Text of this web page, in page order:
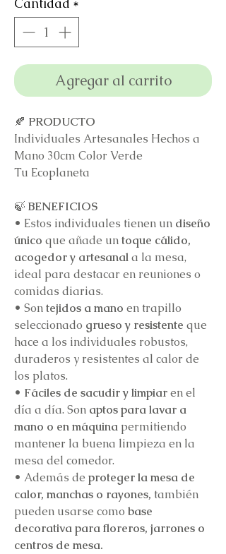
Cantidad *
Agregar al carrito
🍂 PRODUCTO
Individuales Artesanales Hechos a
Mano 30cm Color Verde
Tu Ecoplaneta
🍃 BENEFICIOS
• Estos individuales tienen un diseño
único que añade untoque cálido,
acogedor y artesanala la mesa,
ideal para destacar en reuniones o
comidas diarias.
• Sontejidos a mano en trapillo
seleccionado grueso y resistente que
hace a los individuales robustos,
duraderos y resistentes al calor de
los platos.
• Fáciles de sacudir y limpiaren el
día a día. Son aptos para lavar a
mano o en máquina permitiendo
mantener la buena limpieza en la
mesa del comedor.
• Además de proteger la mesa de
calor, manchas o rayones, también
pueden usarse como base
decorativa para floreros, jarrones o
centros de mesa.